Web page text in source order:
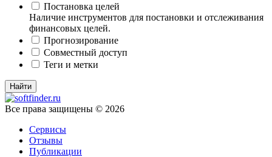
Постановка целей
Наличие инструментов для постановки и отслеживания
финансовых целей.
Прогнозирование
Совместный доступ
Теги и метки
Все права защищены © 2026
Сервисы
Отзывы
Публикации